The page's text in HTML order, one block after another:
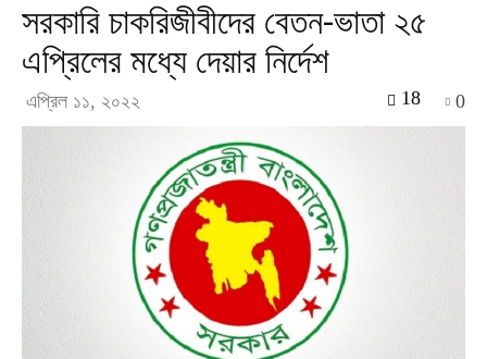
সরকারি চাকরিজীবীদের বেতন-ভাতা ২৫
এপ্রিলের মধ্যে দেয়ার নির্দেশ
এপ্রিল ১১, ২০২২ 0
18